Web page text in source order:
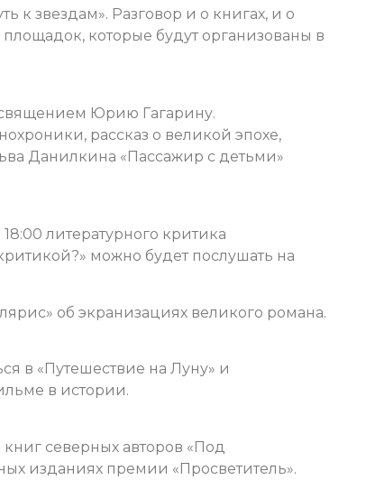
к звездам». Разговор и о книгах, и о
которые будут организованы в
Юрию Гагарину.
рассказ о великой эпохе,
Данилкина «Пассажир с детьми»
литературного критика
можно будет послушать на
об экранизациях великого романа.
в «Путешествие на Луну» и
в истории.
северных авторов «Под
изданиях премии «Просветитель».